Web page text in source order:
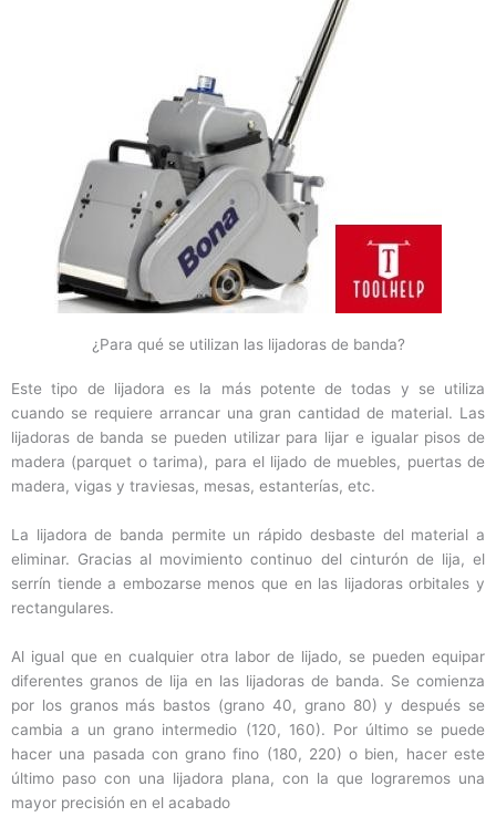
¿Para qué se utilizan las lijadoras de banda?
Este tipo de lijadora es la más potente de todas y se utiliza
cuando se requiere arrancar una gran cantidad de material. Las
lijadoras de banda se pueden utilizar para lijar e igualar pisos de
madera (parquet o tarima), para el lijado de muebles, puertas de
madera, vigas y traviesas, mesas, estanterías, etc.
La lijadora de banda permite un rápido desbaste del material a
eliminar. Gracias al movimiento continuo del cinturón de lija, el
serrín tiende a embozarse menos que en las lijadoras orbitales y
rectangulares.
Al igual que en cualquier otra labor de lijado, se pueden equipar
diferentes granos de lija en las lijadoras de banda. Se comienza
por los granos más bastos (grano 40, grano 80) y después se
cambia a un grano intermedio (120, 160). Por último se puede
hacer una pasada con grano fino (180, 220) o bien, hacer este
último paso con una lijadora plana, con la que lograremos una
mayor precisión en el acabado